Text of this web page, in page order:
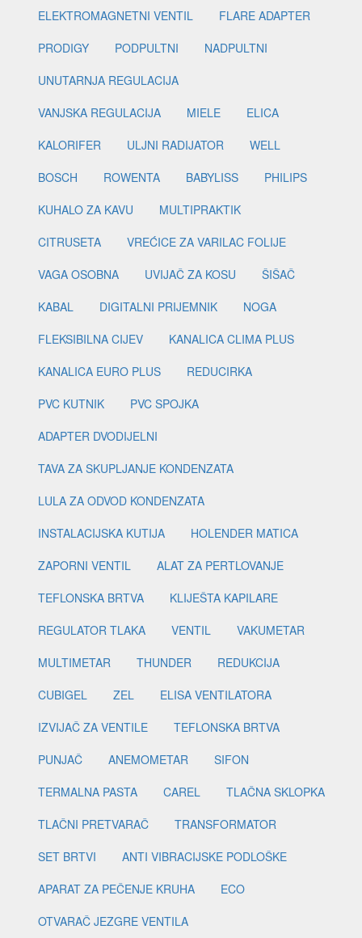
ELEKTROMAGNETNI VENTIL
FLARE ADAPTER
PRODIGY
PODPULTNI
NADPULTNI
UNUTARNJA REGULACIJA
VANJSKA REGULACIJA
MIELE
ELICA
KALORIFER
ULJNI RADIJATOR
WELL
BOSCH
ROWENTA BABYLISS
PHILIPS
KUHALO ZA KAVU
MULTIPRAKTIK
CITRUSETA
VREĆICE ZA VARILAC FOLIJE
VAGA OSOBNA
UVIJAČ ZA KOSU
ŠIŠAČ
KABAL
DIGITALNI PRIJEMNIK
NOGA
FLEKSIBILNA CIJEV
KANALICA CLIMA PLUS
KANALICA EURO PLUS
REDUCIRKA
PVC KUTNIK
PVC SPOJKA
ADAPTER DVODIJELNI
TAVA ZA SKUPLJANJE KONDENZATA
LULA ZA ODVOD KONDENZATA
INSTALACIJSKA KUTIJA
HOLENDER MATICA
ZAPORNI VENTIL
ALAT ZA PERTLOVANJE
TEFLONSKA BRTVA
KLIJEŠTA KAPILARE
REGULATOR TLAKA
VENTIL
VAKUMETAR
MULTIMETAR
THUNDER
REDUKCIJA
CUBIGEL
ZEL
ELISA VENTILATORA
IZVIJAČ ZA VENTILE
TEFLONSKA BRTVA
PUNJAČ
ANEMOMETAR
SIFON
TERMALNA PASTA
CAREL
TLAČNA SKLOPKA
TLAČNI PRETVARAČ
TRANSFORMATOR
SET BRTVI
ANTI VIBRACIJSKE PODLOŠKE
APARAT ZA PEČENJE KRUHA
ECO
OTVARAČ JEZGRE VENTILA